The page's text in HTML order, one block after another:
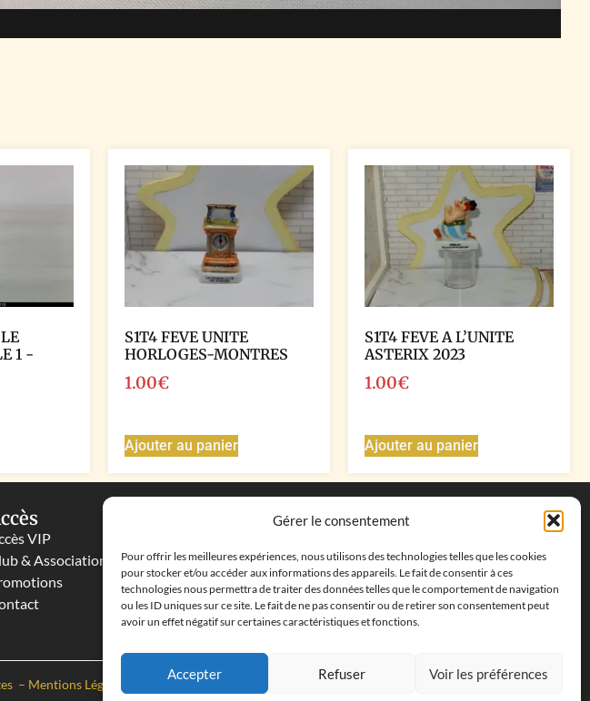
Gérer le consentement
Pour offrir les meilleures expériences, nous utilisons des technologies telles que les cookies
pour stocker et/ou accéder aux informations des appareils. Le fait de consentir à ces
technologies nous permettra de traiter des données telles que le comportement de navigation
ou les ID uniques sur ce site. Le fait de ne pas consentir ou de retirer son consentement peut
avoir un effet négatif sur certaines caractéristiques et fonctions.
Accepter Refuser Voir les préférences
1 -
S1T4 FEVE UNITE
HORLOGES-MONTRES
1.00€
Ajouter au panier
S1T4 FEVE A L’UNITE
ASTERIX 2023
1.00€
Ajouter au panier
VIP
& Associations
Coordonnées
cléments, 13500 Martigues, France
Téléphone : ‭+33652313256‬
Email :feves.collecstore@gmail.com
– Mentions Légales